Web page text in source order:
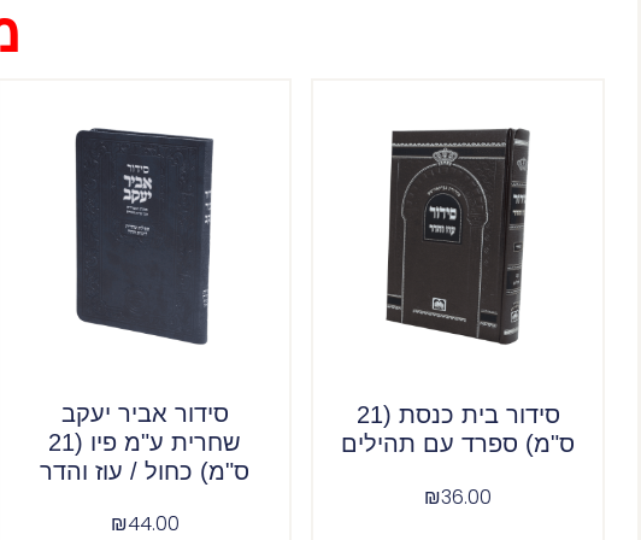
סידור בית כנסת (21
ס"מ) ספרד עם תהילים
₪36.00
סידור אביר יעקב
שחרית ע"מ פיו (21
ס"מ) כחול / עוז והדר
₪44.00